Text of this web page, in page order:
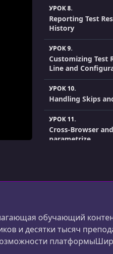
УРОК 8.
Reporting Test
History
УРОК 9.
Customizing Test
Line and
УРОК 10.
Handling Skips
УРОК 11.
Cross-Browser
parametrize
УРОК 14.
Running Unit
обучающий
и десятки тысяч